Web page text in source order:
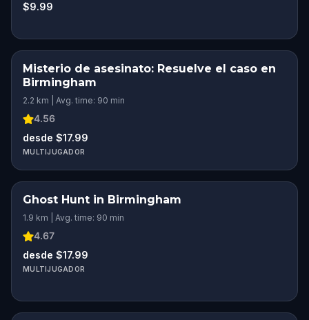
$9.99
Misterio de asesinato: Resuelve el caso en
Birmingham
2.2 km | Avg. time: 90 min
4.56
desde $17.99
MULTIJUGADOR
Ghost Hunt in Birmingham
1.9 km | Avg. time: 90 min
4.67
desde $17.99
MULTIJUGADOR